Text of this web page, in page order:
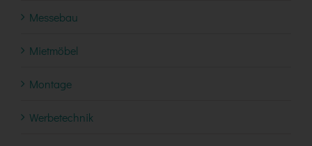
Messebau
Mietmöbel
Montage
Werbetechnik